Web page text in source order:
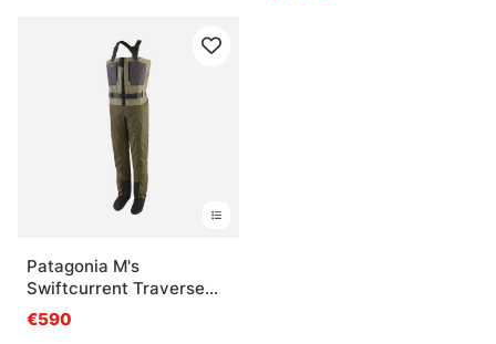
Patagonia M's
Swiftcurrent Traverse
Zip Front Waders River
Rock Green
€590